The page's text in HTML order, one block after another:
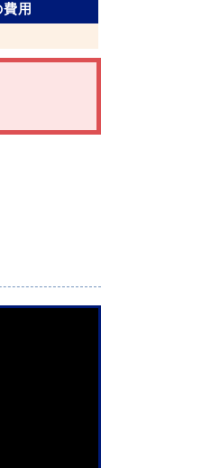
用